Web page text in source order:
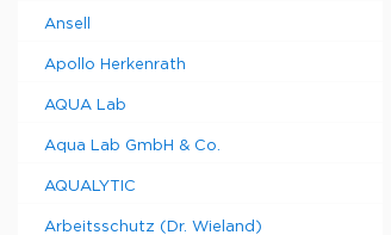
Ansell
Apollo Herkenrath
AQUA Lab
Aqua Lab GmbH & Co.
AQUALYTIC
Arbeitsschutz (Dr. Wieland)